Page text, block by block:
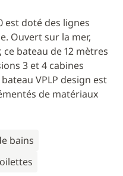
est doté des lignes
Ouvert sur la mer,
bateau de 12 mètres
3 et 4 cabines
VPLP design est
de matériaux
bains